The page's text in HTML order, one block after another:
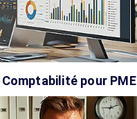
pour PME